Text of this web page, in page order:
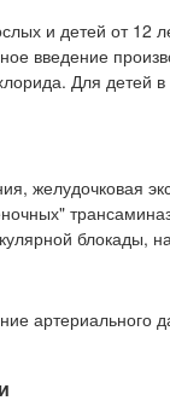
и детей от 12
введение
Для детей
желудочковая
блокады,
артериального